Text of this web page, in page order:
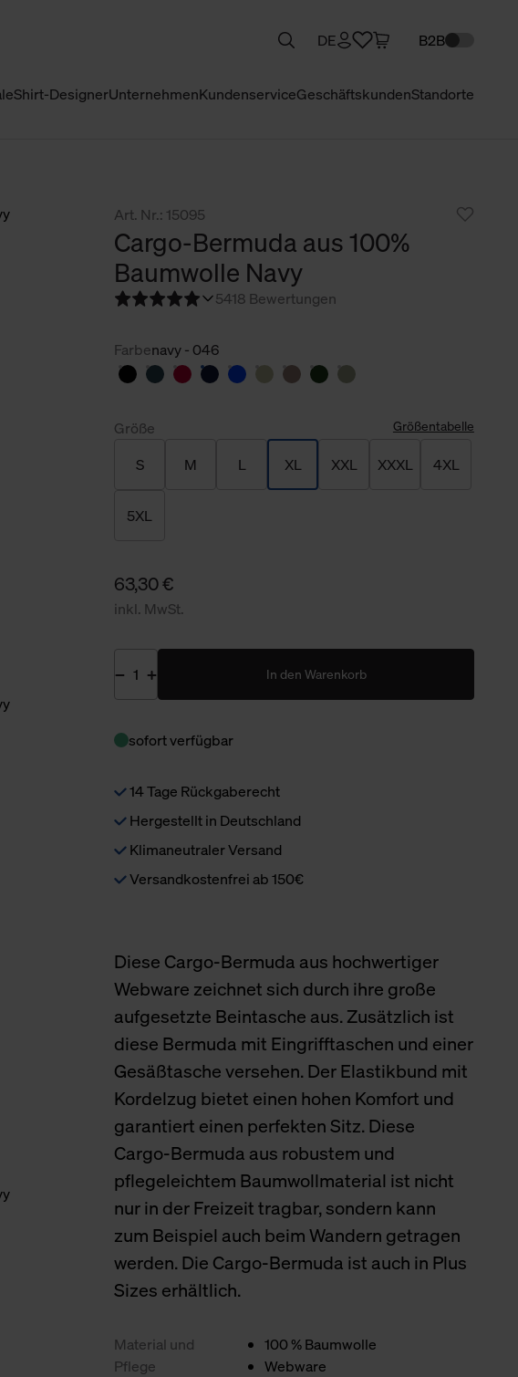
Shirt-DesignerUnternehmenKundenserviceGeschäftskundenStandorte
DE B2B
Art. Nr.: 15095
Cargo-Bermuda aus 100%
Baumwolle Navy
5418 Bewertungen
Farbenavy - 046
Größe Größentabelle
S M L XL XXL XXXL 4XL
5XL
63,30 €
inkl. MwSt.
In den Warenkorb
sofort verfügbar
14 Tage Rückgaberecht
Hergestellt in Deutschland
Klimaneutraler Versand
Versandkostenfrei ab 150€
Diese Cargo-Bermuda aus hochwertiger
Webware zeichnet sich durch ihre große
aufgesetzte Beintasche aus. Zusätzlich ist
diese Bermuda mit Eingrifftaschen und einer
Gesäßtasche versehen. Der Elastikbund mit
Kordelzug bietet einen hohen Komfort und
garantiert einen perfekten Sitz. Diese
Cargo-Bermuda aus robustem und
pflegeleichtem Baumwollmaterial ist nicht
nur in der Freizeit tragbar, sondern kann
zum Beispiel auch beim Wandern getragen
werden. Die Cargo-Bermuda ist auch in Plus
Sizes erhältlich.
Material und
Pflege
100 % Baumwolle
Webware